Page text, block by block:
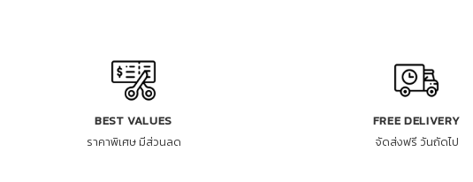
BEST VALUES
ราคาพิเศษ มีส่วนลด
FREE DELIVERY
จัดส่งฟรี วันถัดไป